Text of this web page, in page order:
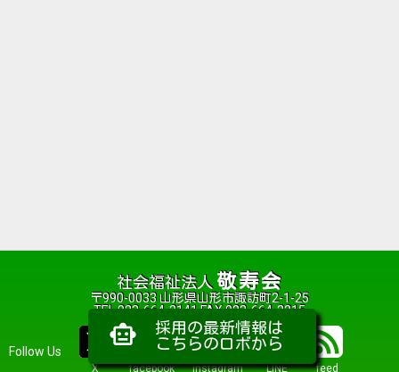
社会福祉法人敬寿会
〒990-0033 山形県山形市諏訪町2-1-25
TEL 023-664-2141 FAX 023-664-2215
Follow Us
X facebook Instagram LINE feed
smart_toy
採用の最新情報は
こちらのロボから